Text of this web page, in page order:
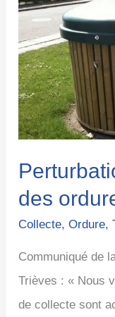
des
Collecte,Ordure,
Communiqué de
Trièves : « Nous
de collecte sont
de
collecte
des
ordures
et
tri